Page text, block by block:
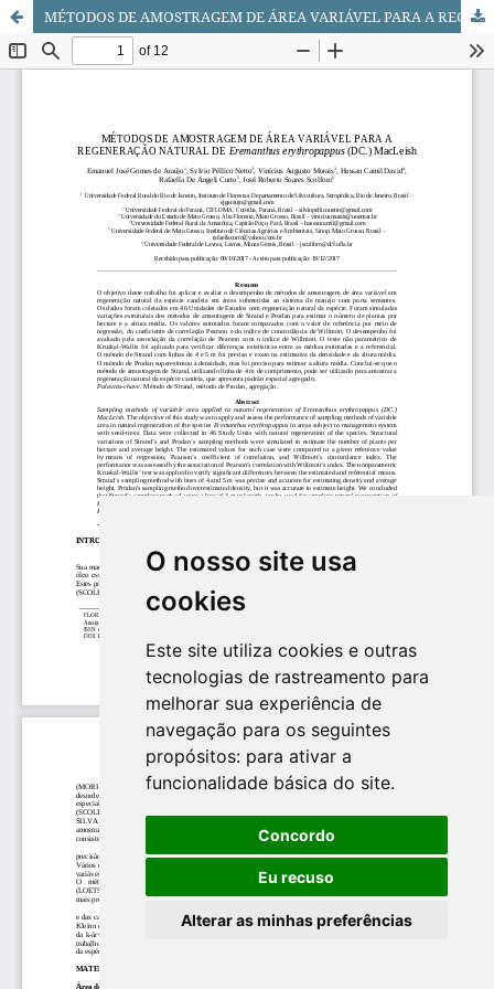
O nosso site usa
cookies
Este site utiliza cookies e outras
tecnologias de rastreamento para
melhorar sua experiência de
navegação para os seguintes
propósitos: para ativar a
funcionalidade básica do site.
Concordo
Eu recuso
Alterar as minhas preferências
MÉTODOS DE AMOSTRAGEM DE ÁREA VARIÁVEL PARA A REGENERAÇÃO NATURAL DE Eremanthus erythropappus (DC.) MacLeish